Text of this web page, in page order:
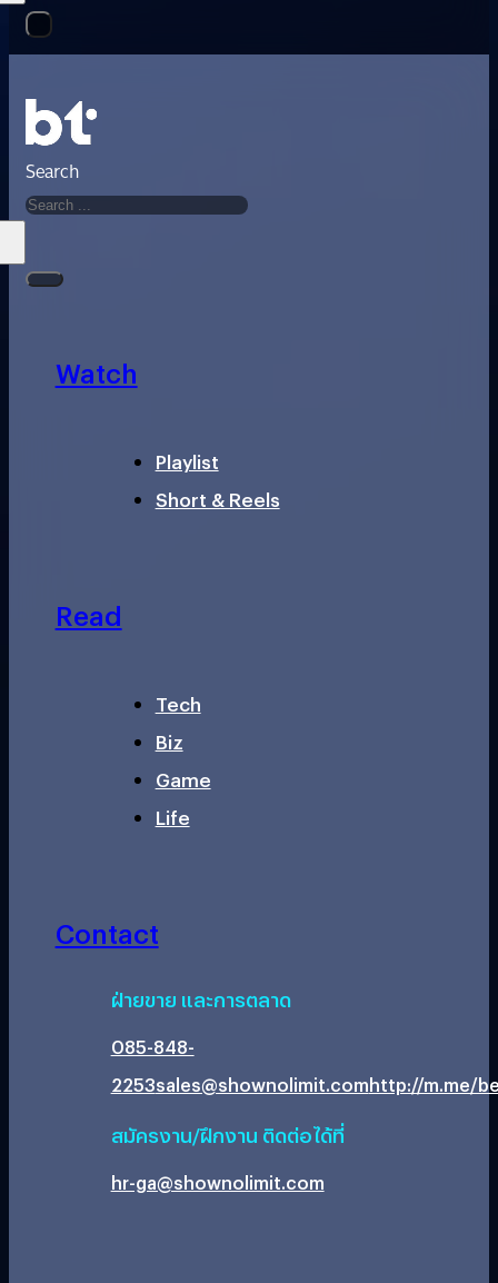
Search
Watch
Playlist
Short & Reels
Read
Tech
Biz
Game
Life
Contact
ฝ่ายขาย และการตลาด
085-848-
2253sales@shownolimit.comhttp://m.me/
สมัครงาน/ฝึกงาน ติดต่อได้ที่
hr-ga@shownolimit.com